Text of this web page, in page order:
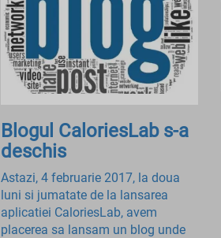
Blogul CaloriesLab s-a
deschis
Astazi, 4 februarie 2017, la doua
luni si jumatate de la lansarea
aplicatiei CaloriesLab, avem
placerea sa lansam un blog unde